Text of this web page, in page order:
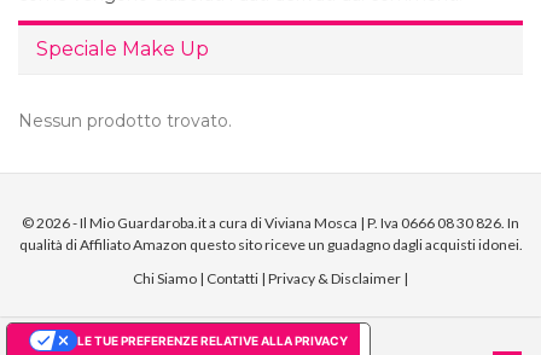
Speciale Make Up
Nessun prodotto trovato.
© 2026 - Il Mio Guardaroba.it a cura di Viviana Mosca | P. Iva 0666 08 30 826. In
qualità di Affiliato Amazon questo sito riceve un guadagno dagli acquisti idonei.
Chi Siamo | Contatti | Privacy & Disclaimer |
LE TUE PREFERENZE RELATIVE ALLA PRIVACY